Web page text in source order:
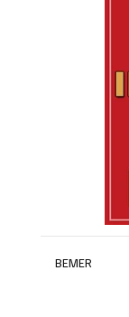
BEMER